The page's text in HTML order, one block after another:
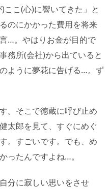
こ(心)に響いてきた」と
のにかかった費用を将来
…。やはりお金が目的で
務所(会社)から出ていると
ように夢花に告げる…。ず
。そこで徳蔵に呼び止め
太郎を見て、すぐにめぐ
。すごいです。でも、め
ったんですよね…。
分に寂しい思いをさせ